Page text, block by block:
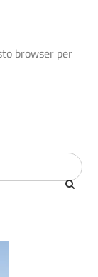
browser per